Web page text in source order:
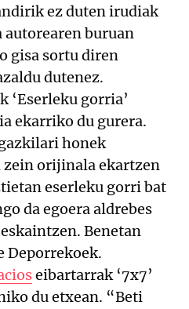
ez duten irudiak
buruan
gisa sortu diren
dutenez.
‘Eserleku gorria’
ekarriko du gurera.
honek
zein orijinala ekartzen
eserleku gorri bat
da egoera aldrebes
Benetan
Deporrekoek.
eibartarrak ‘7x7’
du etxean. “Beti